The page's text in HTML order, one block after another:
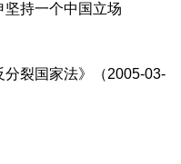
坚持一个中国立场
分裂国家法》（2005-03-